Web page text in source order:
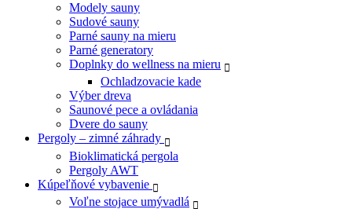
Modely sauny
Sudové sauny
Parné sauny na mieru
Parné generatory
Doplnky do wellness na mieru
Ochladzovacie kade
Výber dreva
Saunové pece a ovládania
Dvere do sauny
Pergoly – zimné záhrady
Bioklimatická pergola
Pergoly AWT
Kúpeľňové vybavenie
Voľne stojace umývadlá